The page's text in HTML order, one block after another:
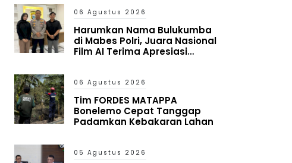
06 Agustus 2026
Harumkan Nama Bulukumba
di Mabes Polri, Juara Nasional
Film AI Terima Apresiasi
06 Agustus 2026
Tim FORDES MATAPPA
Bonelemo Cepat Tanggap
Padamkan Kebakaran Lahan
05 Agustus 2026